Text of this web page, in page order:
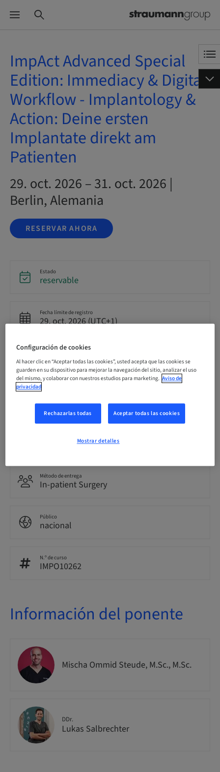
ImpAct Advanced Special
Edition: Immediacy & Digital
Workflow - Implantology &
Action: Deine ersten
Implantate direkt am
Patienten
29. oct. 2026 – 31. oct. 2026 |
Berlin, Alemania
RESERVAR AHORA
Estado
reservable
Fecha límite de registro
29. oct. 2026 (UTC+1)
EUR 3950.00
Alemán
25.00 Puntos
Método de entrega
In-patient Surgery
Público
nacional
N.º de curso
IMPO10262
Información del ponente
Mischa Ommid Steude, M.Sc., M.Sc.
DDr.
Lukas Salbrechter
Configuración de cookies
Al hacer clic en “Aceptar todas las cookies”, usted acepta que las cookies se
guarden en su dispositivo para mejorar la navegación del sitio, analizar el uso
del mismo, y colaborar con nuestros estudios para marketing. Aviso de
privacidad
Rechazarlas todas Aceptar todas las cookies
Mostrar detalles